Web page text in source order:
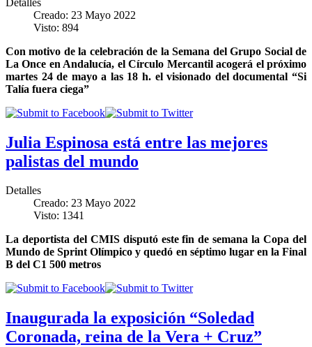
Creado: 23 Mayo 2022
Visto: 894
Con motivo de la celebración de la Semana del Grupo Social de
La Once en Andalucía, el Círculo Mercantil acogerá el próximo
martes 24 de mayo a las 18 h. el visionado del documental “Si
Talía fuera ciega”
Julia Espinosa está entre las mejores
palistas del mundo
Detalles
Creado: 23 Mayo 2022
Visto: 1341
La deportista del CMIS disputó este fin de semana la Copa del
Mundo de Sprint Olímpico y quedó en séptimo lugar en la Final
B del C1 500 metros
Inaugurada la exposición “Soledad
Coronada, reina de la Vera + Cruz”